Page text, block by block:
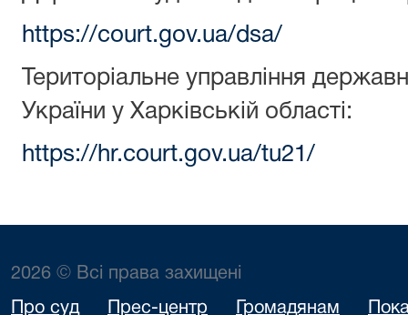
https://court.gov.ua/dsa/
Територіальне управління
України у Харківській області:
https://hr.court.gov.ua/tu21/
2026 © Всі права захищені
Про суд Прес-центр Громадянам